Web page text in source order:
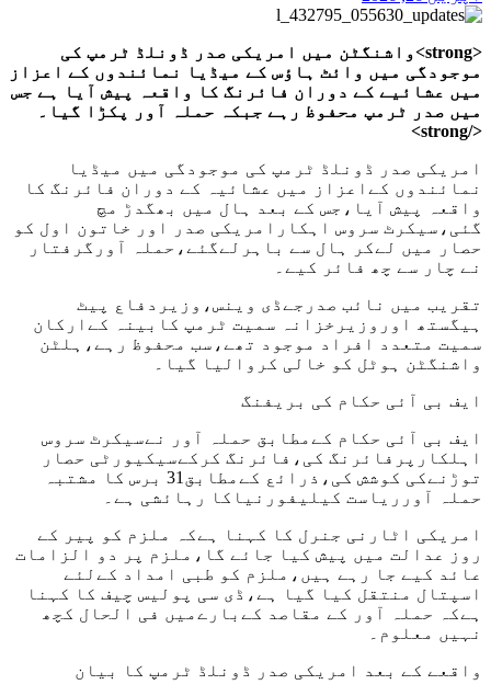
<strong>واشنگٹن میں امریکی صدر ڈونلڈ ٹرمپ کی
موجودگی میں وائٹ ہاؤس کے میڈیا نمائندوں کے اعزاز
میں عشائیے کے دوران فائرنگ کا واقعہ پیش آیا ہے جس
میں صدر ٹرمپ محفوظ رہے جبکہ حملہ آور پکڑا گیا۔
</strong>
امریکی صدر ڈونلڈ ٹرمپ کی موجودگی میں میڈیا
نمائندوں کےاعزاز میں عشائیہ کے دوران فائرنگ کا
واقعہ پیش آیا،جس کے بعد ہال میں بھگدڑ مچ
گئی،سیکرٹ سروس اہکارامریکی صدر اور خاتون اول کو
حصار میں لےکر ہال سے باہرلےگئے،حملہ آورگرفتار
نے چار سے چھ فائر کیے۔
تقریب میں نائب صدرجےڈی وینس،وزیردفاع پیٹ
ہیگستھ اوروزیرخزانہ سمیت ٹرمپ کابینہ کےارکان
سمیت متعدد افراد موجود تھے،سب محفوظ رہے،ہلٹن
واشنگٹن ہوٹل کو خالی کروالیا گیا۔
ایف بی آئی حکام کی بریفنگ
ایف بی آئی حکام کےمطابق حملہ آور نےسیکرٹ سروس
اہلکارپرفائرنگ کی،فائرنگ کرکےسیکیورٹی حصار
توڑنےکی کوشش کی،ذرائع کےمطابق31 برس کا مشتبہ
حملہ آورریاست کیلیفورنیاکا رہائشی ہے۔
امریکی اٹارنی جنرل کا کہنا ہےکہ ملزم کو پیر کے
روز عدالت میں پیش کیا جائے گا،ملزم پر دو الزامات
عائد کیے جا رہے ہیں،ملزم کو طبی امداد کےلئے
اسپتال منتقل کیا گیا ہے،ڈی سی پولیس چیف کا کہنا
ہےکہ حملہ آور کے مقاصد کےبارےمیں فی الحال کچھ
نہیں معلوم۔
واقعے کے بعد امریکی صدر ڈونلڈ ٹرمپ کا بیان